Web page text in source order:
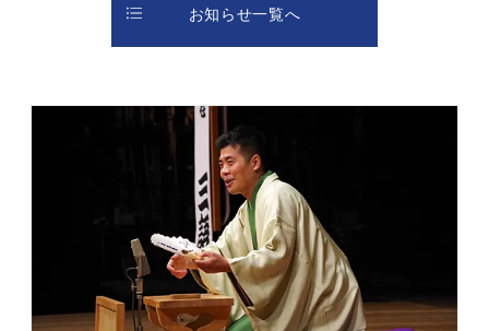
お知らせ一覧へ